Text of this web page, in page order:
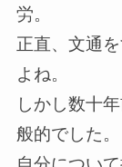
労。
正直、文通
よね。
しかし数十
般的でした。